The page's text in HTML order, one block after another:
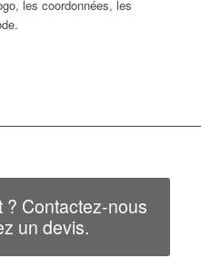
les coordonnées, les
? Contactez-nous
un devis.